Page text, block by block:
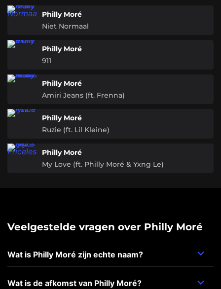
Philly Moré
Niet Normaal
Philly Moré
911
Philly Moré
Amiri Jeans (ft. Frenna)
Philly Moré
Ruzie (ft. Lil Kleine)
Philly Moré
My Love (ft. Philly Moré & Yxng Le)
Veelgestelde vragen over Philly Moré
Wat is Philly Moré zijn echte naam?
Wat is de afkomst van Philly Moré?